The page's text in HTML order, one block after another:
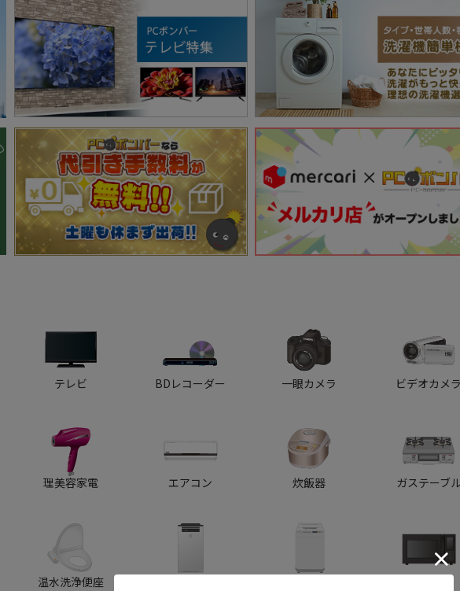
テレビ BDレコーダー 一眼カメラ ビデオカメ
理美容家電 エアコン 炊飯器 ガステーブ
温水洗浄便座